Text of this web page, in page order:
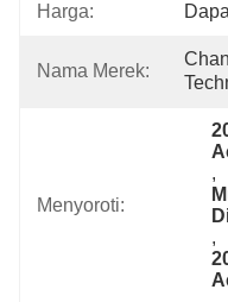
Harga:
Nama Merek:
Menyoroti:
,
,